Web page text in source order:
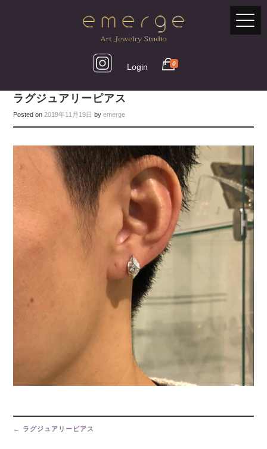
Login 0
ラグジュアリーピアス
Posted on2019年11月19日 byemerge
Post
navigation
← ラグジュアリーピアス